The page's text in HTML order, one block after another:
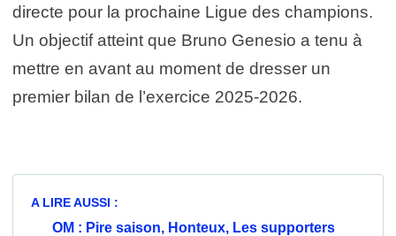
directe pour la prochaine Ligue des champions.
Un objectif atteint que Bruno Genesio a tenu à
mettre en avant au moment de dresser un
premier bilan de l’exercice 2025-2026.
A LIRE AUSSI :
OM : Pire saison, Honteux, Les supporters